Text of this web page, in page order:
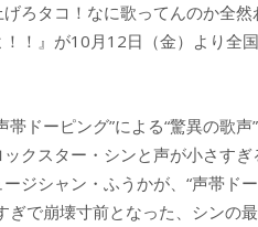
げろタコ！なに歌ってんのか全然
！！』が10月12日（金）より全
帯ドーピング”による“驚異の歌声
クスター・シンと声が小さすぎ
ージシャン・ふうかが、“声帯ド
ぎで崩壊寸前となった、シンの